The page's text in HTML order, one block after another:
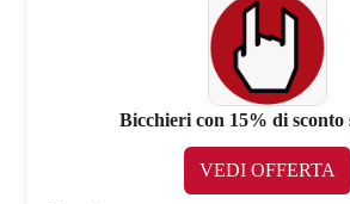
Bicchieri con 15% di sconto
VEDI OFFERTA